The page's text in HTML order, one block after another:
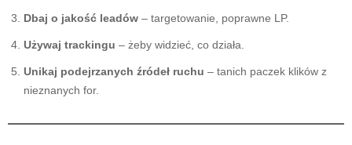
Dbaj o jakość leadów – targetowanie, poprawne LP.
Używaj trackingu – żeby widzieć, co działa.
Unikaj podejrzanych źródeł ruchu – tanich paczek klików z
nieznanych for.